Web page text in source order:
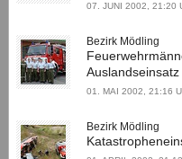
07. JUNI 2002, 21:20
Bezirk Mödling
Auslandseinsatz
01. MAI 2002, 21:16
Bezirk Mödling